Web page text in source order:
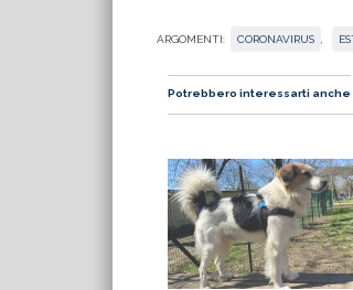
ARGOMENTI: CORONAVIRUS
Potrebbero interessarti anche